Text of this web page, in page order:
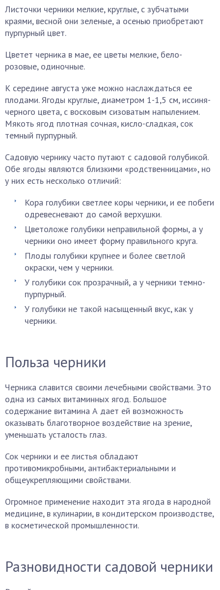
Листочки черники мелкие, круглые, с зубчатыми
краями, весной они зеленые, а осенью приобретают
пурпурный цвет.
Цветет черника в мае, ее цветы мелкие, бело-
розовые, одиночные.
К середине августа уже можно наслаждаться ее
плодами. Ягоды круглые, диаметром 1-1,5 см, иссиня-
черного цвета, с восковым сизоватым напылением.
Мякоть ягод плотная сочная, кисло-сладкая, сок
темный пурпурный.
Садовую чернику часто путают с садовой голубикой.
Обе ягоды являются близкими «родственницами», но
у них есть несколько отличий:
Кора голубики светлее коры черники, и ее побеги
одревесневают до самой верхушки.
Цветоложе голубики неправильной формы, а у
черники оно имеет форму правильного круга.
Плоды голубики крупнее и более светлой
окраски, чем у черники.
У голубики сок прозрачный, а у черники темно-
пурпурный.
У голубики не такой насыщенный вкус, как у
черники.
Польза черники
Черника славится своими лечебными свойствами. Это
одна из самых витаминных ягод. Большое
содержание витамина А дает ей возможность
оказывать благотворное воздействие на зрение,
уменьшать усталость глаз.
Сок черники и ее листья обладают
противомикробными, антибактериальными и
общеукрепляющими свойствами.
Огромное применение находит эта ягода в народной
медицине, в кулинарии, в кондитерском производстве,
в косметической промышленности.
Разновидности садовой черники